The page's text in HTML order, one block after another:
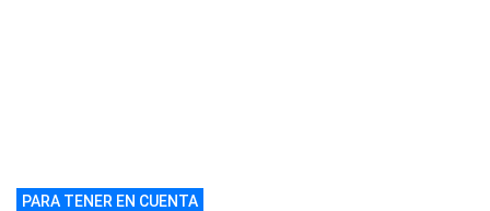
PARA TENER EN CUENTA